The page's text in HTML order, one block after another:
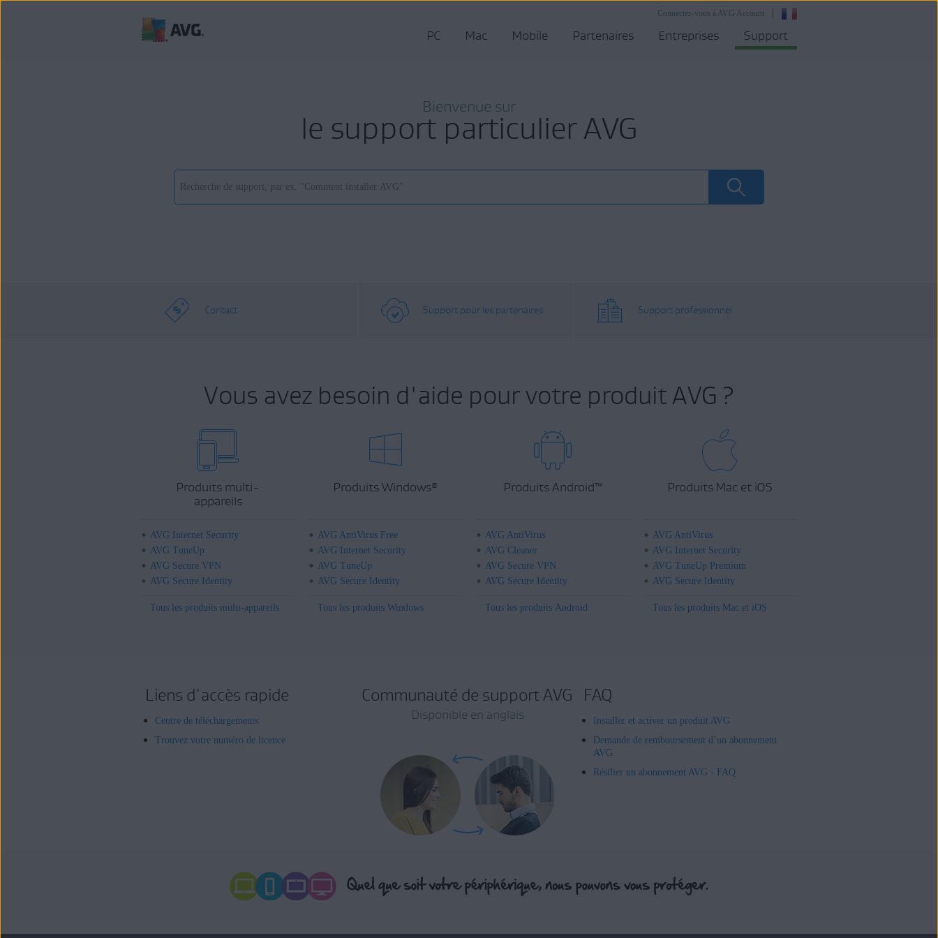
Connectez-vous à AVG Account
PC Mac Mobile Partenaires Entreprises Support
Bienvenue sur
le support particulier AVG
Contact Support pour les partenaires Support professionnel
Vous avez besoin d'aide pour votre produit AVG ?
Produits multi-
appareils
AVG Internet Security
AVG TuneUp
AVG Secure VPN
AVG Secure Identity
Tous les produits multi-appareils
Produits Windows®
AVG AntiVirus Free
AVG Internet Security
AVG TuneUp
AVG Secure Identity
Tous les produits Windows
Produits Android™
AVG AntiVirus
AVG Cleaner
AVG Secure VPN
AVG Secure Identity
Tous les produits Android
Produits Mac et iOS
AVG AntiVirus
AVG Internet Security
AVG TuneUp Premium
AVG Secure Identity
Tous les produits Mac et iOS
Liens d'accès rapide
Centre de téléchargements
Trouvez votre numéro de licence
Communauté de support AVG
Disponible en anglais
FAQ
Installer et activer un produit AVG
Demande de remboursement d’un abonnement
AVG
Résilier un abonnement AVG - FAQ